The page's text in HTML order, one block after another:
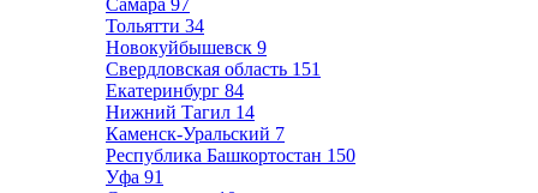
Самара 97
Тольятти 34
Новокуйбышевск 9
Свердловская область 151
Екатеринбург 84
Нижний Тагил 14
Каменск-Уральский 7
Республика Башкортостан 150
Уфа 91